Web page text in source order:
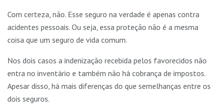
Com certeza, não. Esse seguro na verdade é apenas contra
acidentes pessoais. Ou seja, essa proteção não é a mesma
coisa que um seguro de vida comum.
Nos dois casos a indenização recebida pelos favorecidos não
entra no inventário e também não há cobrança de impostos.
Apesar disso, há mais diferenças do que semelhanças entre os
dois seguros.